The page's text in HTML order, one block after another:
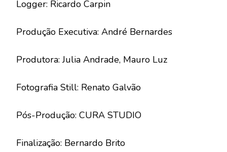
Logger: Ricardo Carpin
Produção Executiva: André Bernardes
Produtora: Julia Andrade, Mauro Luz
Fotografia Still: Renato Galvão
Pós-Produção: CURA STUDIO
Finalização: Bernardo Brito